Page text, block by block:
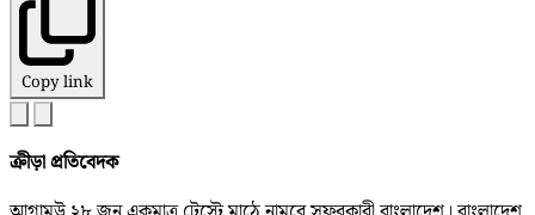
Copy link
ক্রীড়া প্রতিবেদক